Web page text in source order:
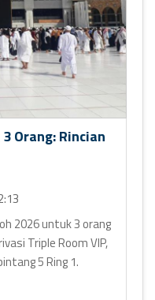
Orang: Rincian
2026 untuk 3 orang
Triple Room VIP,
5 Ring 1.